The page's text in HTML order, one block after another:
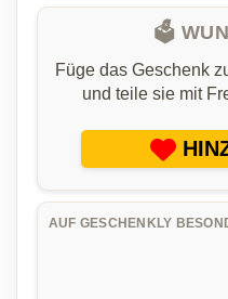
🗳️
Füge das Geschenk
und teile sie mit
AUF GESCHENKLY